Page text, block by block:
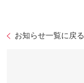
お知らせ一覧に戻る